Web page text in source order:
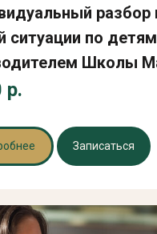
разбор
ситуации по
Школы
р.
Записаться